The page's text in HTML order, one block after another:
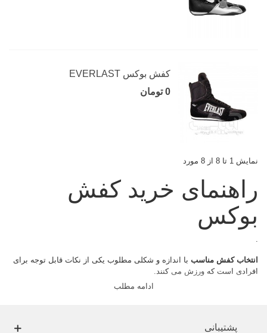
کفش بوکس EVERLAST
0 تومان
نمایش 1 تا 8 از 8 مورد
راهنمای خرید کفش
بوکس
انتخاب کفش مناسب با اندازه و شکلی مطلوب یکی از نکات قابل توجه برای
افرادی است که ورزش می کنند.
تهیه کفش ورزشی مناسب که امروزه به عنوان یکی از ابزار اصلی هر
کفش ورزشیدارای سه کارکرد اصلی حفاظت از پا، راحتی و حمل وزن بدن
ادامه مطلب
پشتیبانی